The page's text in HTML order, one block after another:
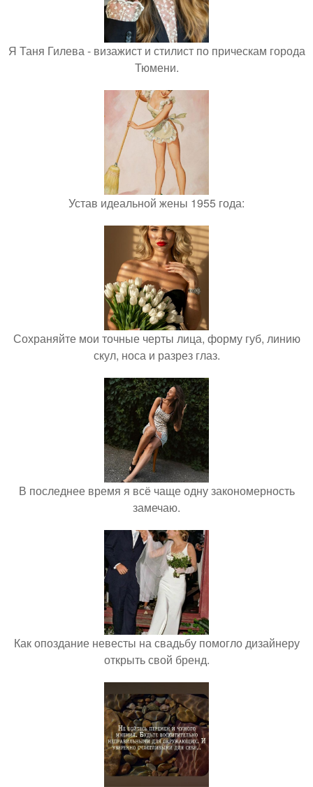
Я Таня Гилева - визажист и стилист по прическам города
Тюмени.
Устав идеальной жены 1955 года:
Сохраняйте мои точные черты лица, форму губ, линию
скул, носа и разрез глаз.
В последнее время я всё чаще одну закономерность
замечаю.
Как опоздание невесты на свадьбу помогло дизайнеру
открыть свой бренд.